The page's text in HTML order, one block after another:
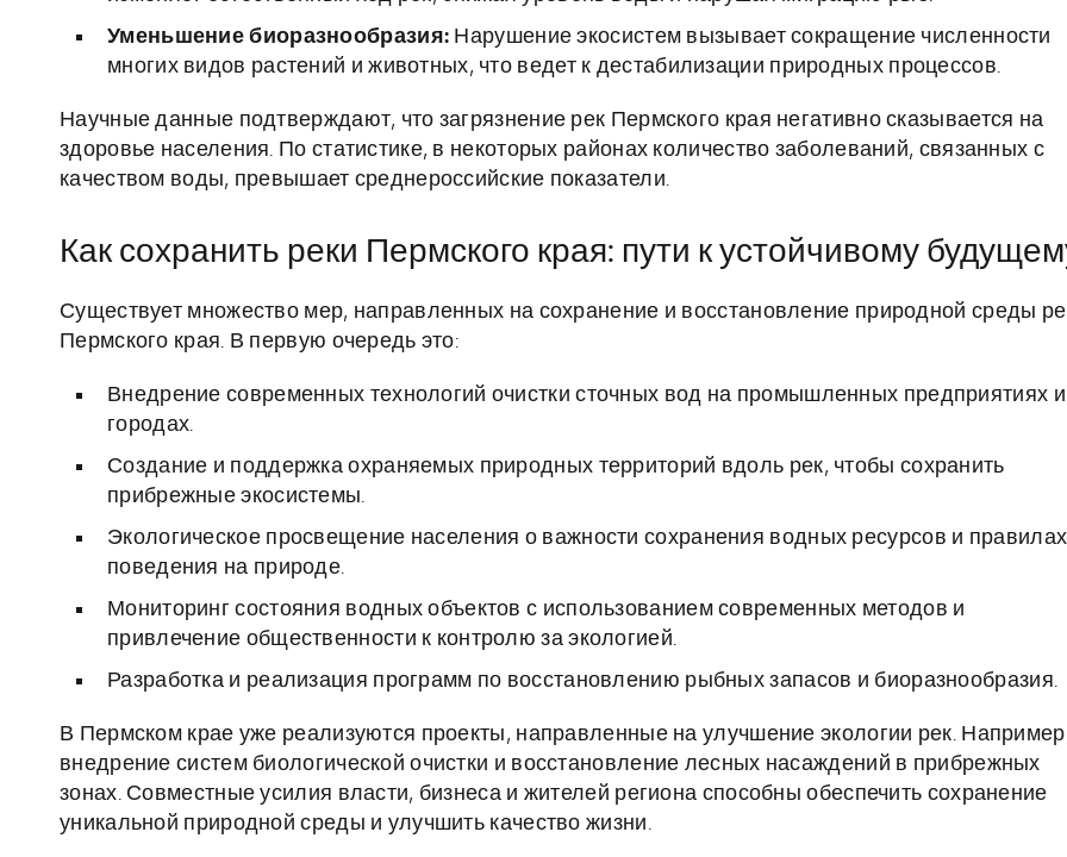
Уменьшение биоразнообразия: Нарушение экосистем вызывает сокращение численности
многих видов растений и животных, что ведет к дестабилизации природных процессов.
Научные данные подтверждают, что загрязнение рек Пермского края негативно сказывается на
здоровье населения. По статистике, в некоторых районах количество заболеваний, связанных с
качеством воды, превышает среднероссийские показатели.
Как сохранить реки Пермского края: пути к устойчивому
Существует множество мер, направленных на сохранение и восстановление природной среды
Пермского края. В первую очередь это:
Внедрение современных технологий очистки сточных вод на промышленных предприятиях
городах.
Создание и поддержка охраняемых природных территорий вдоль рек, чтобы сохранить
прибрежные экосистемы.
Экологическое просвещение населения о важности сохранения водных ресурсов и правилах
поведения на природе.
Мониторинг состояния водных объектов с использованием современных методов и
привлечение общественности к контролю за экологией.
Разработка и реализация программ по восстановлению рыбных запасов и биоразнообразия.
В Пермском крае уже реализуются проекты, направленные на улучшение экологии рек.
внедрение систем биологической очистки и восстановление лесных насаждений в прибрежных
зонах. Совместные усилия власти, бизнеса и жителей региона способны обеспечить сохранение
уникальной природной среды и улучшить качество жизни.